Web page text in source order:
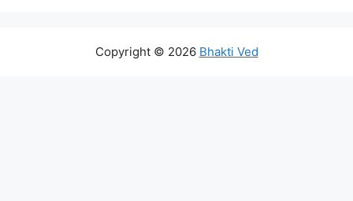
Copyright © 2026 Bhakti Ved